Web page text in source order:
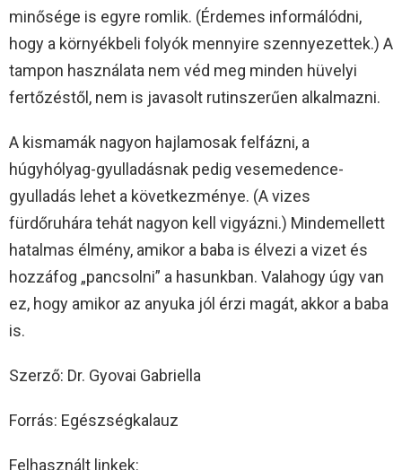
minősége is egyre romlik. (Érdemes informálódni,
hogy a környékbeli folyók mennyire szennyezettek.) A
tampon használata nem véd meg minden hüvelyi
fertőzéstől, nem is javasolt rutinszerűen alkalmazni.
A kismamák nagyon hajlamosak felfázni, a
húgyhólyag-gyulladásnak pedig vesemedence-
gyulladás lehet a következménye. (A vizes
fürdőruhára tehát nagyon kell vigyázni.) Mindemellett
hatalmas élmény, amikor a baba is élvezi a vizet és
hozzáfog „pancsolni” a hasunkban. Valahogy úgy van
ez, hogy amikor az anyuka jól érzi magát, akkor a baba
is.
Szerző: Dr. Gyovai Gabriella
Forrás: Egészségkalauz
Felhasznált linkek: